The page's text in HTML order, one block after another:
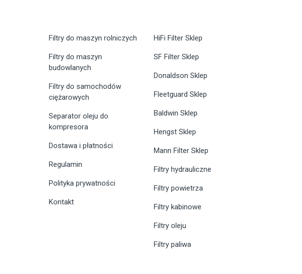
Filtry do maszyn rolniczych
Filtry do maszyn
budowlanych
Filtry do samochodów
ciężarowych
Separator oleju do
kompresora
Dostawa i płatności
Regulamin
Polityka prywatności
Kontakt
HiFi Filter Sklep
SF Filter Sklep
Donaldson Sklep
Fleetguard Sklep
Baldwin Sklep
Hengst Sklep
Mann Filter Sklep
Filtry hydrauliczne
Filtry powietrza
Filtry kabinowe
Filtry oleju
Filtry paliwa